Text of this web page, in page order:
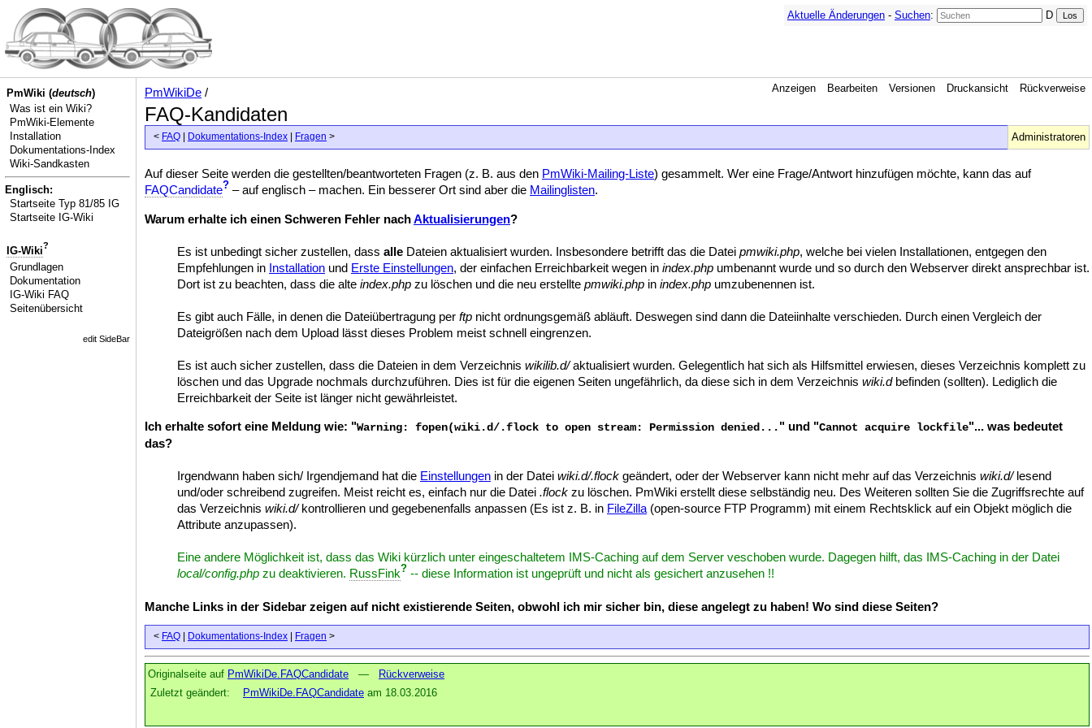
Aktuelle Änderungen- Suchen: D
PmWiki (deutsch)
Was ist ein Wiki?
PmWiki-Elemente
Installation
Dokumentations-Index
Wiki-Sandkasten
Englisch:
Startseite Typ 81/85 IG
Startseite IG-Wiki
IG-Wiki?
Grundlagen
Dokumentation
IG-Wiki FAQ
Seitenübersicht
edit SideBar
Anzeigen Bearbeiten Versionen Druckansicht Rückverweise
PmWikiDe /
FAQ-Kandidaten
Administratoren
< FAQ Dokumentations-Index Fragen >
Auf dieser Seite werden die gestellten/beantworteten Fragen (z. B. aus den PmWiki-Mailing-Liste) gesammelt. Wer eine Frage/Antwort hinzufügen möchte, kann das auf
FAQCandidate? – auf englisch – machen. Ein besserer Ort sind aber die Mailinglisten.
Warum erhalte ich einen Schweren Fehler nachAktualisierungen?
Es ist unbedingt sicher zustellen, dass alle Dateien aktualisiert wurden. Insbesondere betrifft das die Datei pmwiki.php, welche bei vielen Installationen, entgegen den
Empfehlungen in Installation und Erste Einstellungen, der einfachen Erreichbarkeit wegen in index.php umbenannt wurde und so durch den Webserver direkt ansprechbar ist.
Dort ist zu beachten, dass die alte index.php zu löschen und die neu erstellte pmwiki.php in index.php umzubenennen ist.
Es gibt auch Fälle, in denen die Dateiübertragung per ftp nicht ordnungsgemäß abläuft. Deswegen sind dann die Dateiinhalte verschieden. Durch einen Vergleich der
Dateigrößen nach dem Upload lässt dieses Problem meist schnell eingrenzen.
Es ist auch sicher zustellen, dass die Dateien in dem Verzeichnis wikilib.d/aktualisiert wurden. Gelegentlich hat sich als Hilfsmittel erwiesen, dieses Verzeichnis komplett zu
löschen und das Upgrade nochmals durchzuführen. Dies ist für die eigenen Seiten ungefährlich, da diese sich in dem Verzeichnis wiki.dbefinden (sollten). Lediglich die
Erreichbarkeit der Seite ist länger nicht gewährleistet.
Ich erhalte sofort eine Meldung wie: "Warning: fopen(wiki.d/.flock to open stream: Permission denied..." und "Cannot acquire lockfile"... was bedeutet
das?
Irgendwann haben sich/ Irgendjemand hat die Einstellungen in der Datei wiki.d/.flock geändert, oder der Webserver kann nicht mehr auf das Verzeichnis wiki.d/lesend
und/oder schreibend zugreifen. Meist reicht es, einfach nur die Datei .flock zu löschen. PmWiki erstellt diese selbständig neu. Des Weiteren sollten Sie die Zugriffsrechte auf
das Verzeichnis wiki.d/kontrollieren und gegebenenfalls anpassen (Es ist z. B. in FileZilla (open-source FTP Programm) mit einem Rechtsklick auf ein Objekt möglich die
Attribute anzupassen).
Eine andere Möglichkeit ist, dass das Wiki kürzlich unter eingeschaltetem IMS-Caching auf dem Server veschoben wurde. Dagegen hilft, das IMS-Caching in der Datei
local/config.php zu deaktivieren. RussFink? -- diese Information ist ungeprüft und nicht als gesichert anzusehen !!
Manche Links in der Sidebar zeigen auf nicht existierende Seiten, obwohl ich mir sicher bin, diese angelegt zu haben! Wo sind diese Seiten?
< FAQ Dokumentations-Index Fragen >
Originalseite auf PmWikiDe.FAQCandidate —
Rückverweise
Zuletzt geändert:
PmWikiDe.FAQCandidate am 18.03.2016